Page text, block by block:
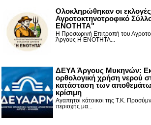
Ολοκληρώθηκαν οι
Αγροτοκτηνοτροφικό
ΕΝΟΤΗΤΑ"
Η Προσωρινή Επιτροπή του
Άργους Η ΕΝΟΤΗΤΑ...
ΔΕΥΑ Άργους Μυκηνών:
ορθολογική χρήση νερού
κατάσταση των
κρίσιμη
Αγαπητοί κάτοικοι της Τ.Κ.
περιοχής μα...